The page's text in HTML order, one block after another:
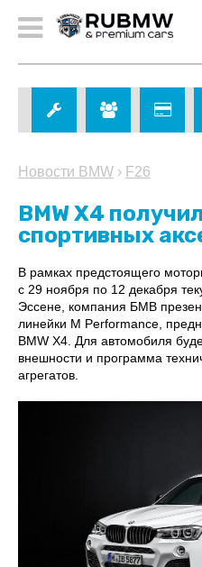
Новости BMW › F26
BMW X4
спортивных
В рамках предстоящего
с 29 ноября по 12 декабря
Эссене, компания БМВ
линейки M Performance,
BMW X4. Для автомобиля
внешности и программа
агрегатов.